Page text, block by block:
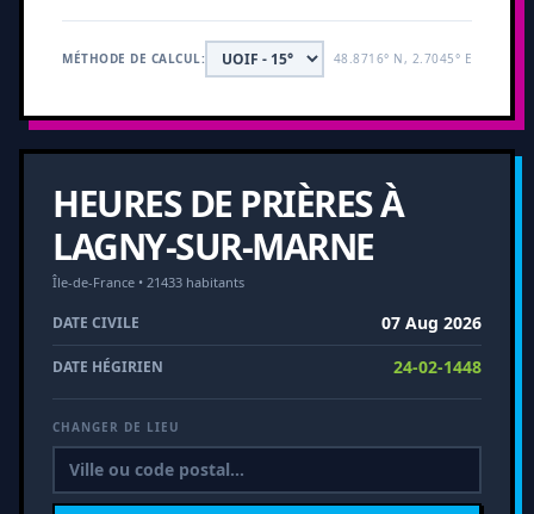
HEURES DE PRIÈRES À
LAGNY-SUR-MARNE
Île-de-France • 21433 habitants
DATE CIVILE 07 Aug 2026
DATE HÉGIRIEN 24-02-1448
CHANGER DE LIEU
MÉTHODE DE CALCUL: 48.8716° N, 2.7045° E